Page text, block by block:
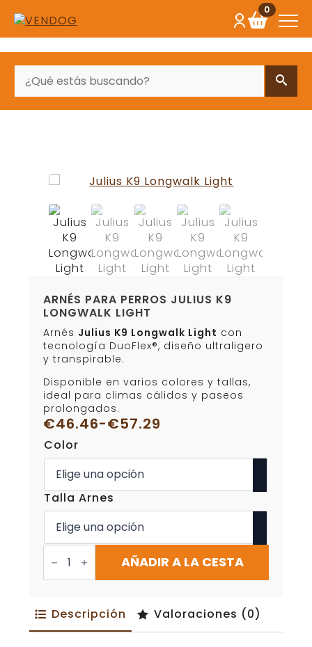
0
ARNÉS PARA PERROS JULIUS K9
LONGWALK LIGHT
Arnés Julius K9 Longwalk Light con
tecnología DuoFlex®, diseño ultraligero
y transpirable.
Disponible en varios colores y tallas,
ideal para climas cálidos y paseos
prolongados.
€46.46-€57.29
Rango
de
precios:
desde
€46.46
hasta
€57.29
Color
Talla Arnes
Arnés
para
Perros
Julius
Light
cantidad
AÑADIR A LA CESTA
Descripción Valoraciones (0)